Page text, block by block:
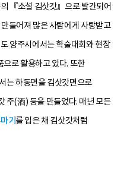
『소설 김삿갓』으로 발간되어
들어져 많은 사람에게 사랑받고
양주시에서는 학술대회와 현장
으로 활용하고 있다. 또한
는 하동면을 김삿갓면으로
주(酒) 등을 만들었다. 매년 모든
기 를 입은 채 김삿갓처럼